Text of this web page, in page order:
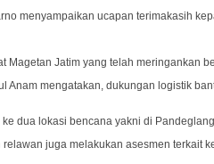
menyampaikan ucapan terimakasih
Jatim yang telah meringankan
mengatakan, dukungan logistik
dua lokasi bencana yakni di
juga melakukan asesmen